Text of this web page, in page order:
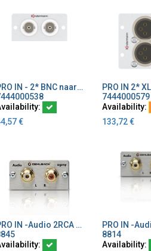
Add to Cart
PRO IN - 2* BNC naaras/naaras
€
Add
7444000579
Availability:
133,72€
Add to Cart
PRO IN -Audio 2RCA juotettava
Add
8814
Availability: